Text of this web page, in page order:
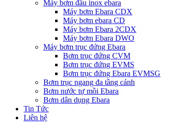
Máy bơm đầu inox ebara
Máy bơm Ebara CDX
Máy bơm ebara CD
Máy bơm Ebara 2CDX
Máy bơm Ebara DWO
Máy bơm trục đứng Ebara
Bơm trục đứng CVM
Bơm trục đứng EVMS
Bơm trục đứng Ebara EVMSG
Bơm trục ngang đa tầng cánh
Bơm nước tự mồi Ebara
Bơm dân dụng Ebara
Tin Tức
Liên hệ